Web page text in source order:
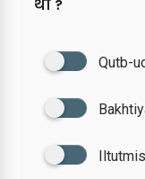
था ?
Qutb-